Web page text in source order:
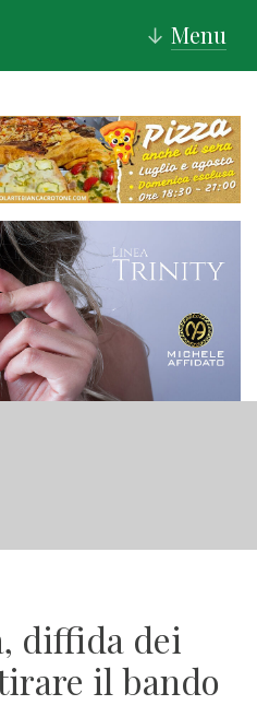
↓ Menu
diffida dei
il bando